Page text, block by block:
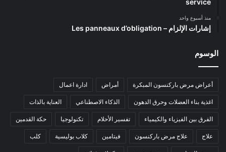
service
منذ أسبوع واحد
إشارات الإلزام – Les panneaux d’obligation
الوسوم
أعراض مرض باركنسون المبكرة أمراض ادارة اعمال
اغذية بناء العضلات وحرق الدهون الذكاء الاصطناعي العناية بالذات
الفرق بين الفيزياء والكيمياء تفسير الأحلام تكنولوجيا حكة القدمين
علاج علاج مرض باركنسون فيتامين كلاب بوليسية كلب